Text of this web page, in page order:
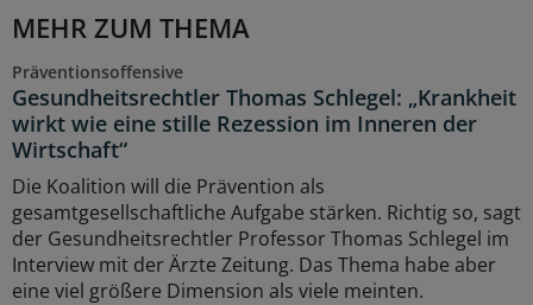
MEHR ZUM THEMA
Präventionsoffensive
Gesundheitsrechtler Thomas Schlegel: „Krankheit
wirkt wie eine stille Rezession im Inneren der
Wirtschaft“
Die Koalition will die Prävention als
gesamtgesellschaftliche Aufgabe stärken. Richtig so, sagt
der Gesundheitsrechtler Professor Thomas Schlegel im
Interview mit der Ärzte Zeitung. Das Thema habe aber
eine viel größere Dimension als viele meinten.